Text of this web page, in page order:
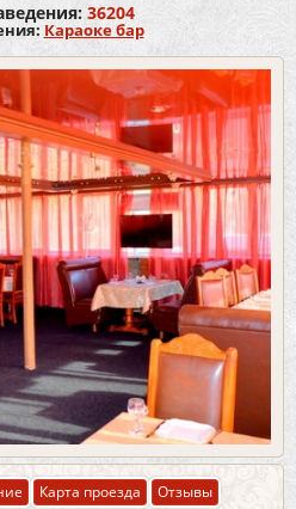
36204
Караоке бар
Карта проезда Отзывы